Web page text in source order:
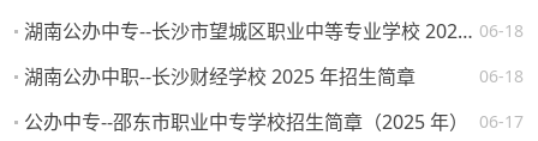
06-18
湖南公办中专--长沙市望城区职业中等专业学校 2025 年招生简章
06-18
湖南公办中职--长沙财经学校 2025 年招生简章
06-17
公办中专--邵东市职业中专学校招生简章（2025 年）